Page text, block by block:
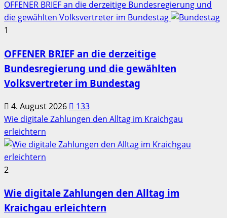
OFFENER BRIEF an die derzeitige Bundesregierung und
die gewählten Volksvertreter im Bundestag
1
OFFENER BRIEF an die derzeitige
Bundesregierung und die gewählten
Volksvertreter im Bundestag
4. August 2026
133
Wie digitale Zahlungen den Alltag im Kraichgau
erleichtern
2
Wie digitale Zahlungen den Alltag im
Kraichgau erleichtern